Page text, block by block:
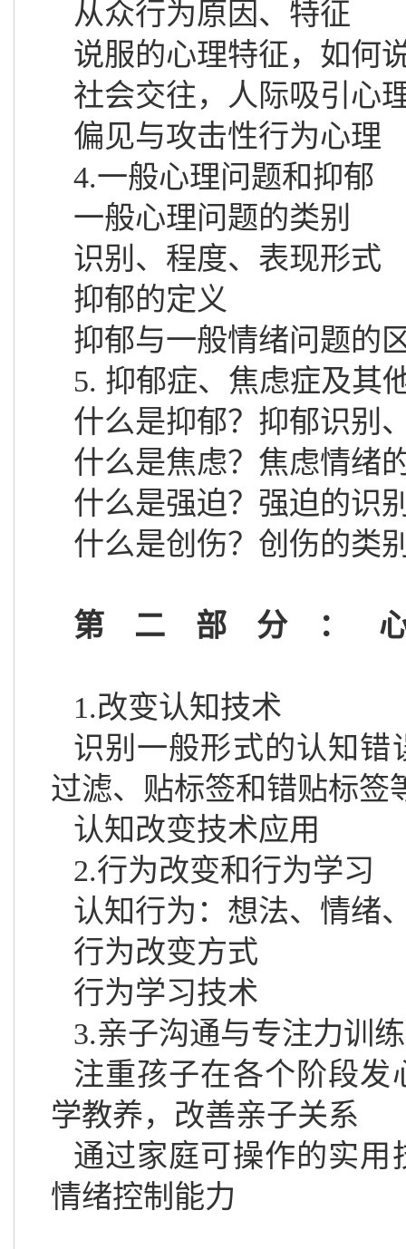
从众行为原因、特征
说服的心理特征，如何
社会交往，人际吸引心
偏见与攻击性行为心理
4.一般心理问题和抑郁
一般心理问题的类别
识别、程度、表现形式
抑郁的定义
抑郁与一般情绪问题的
5. 抑郁症、焦虑症及其
什么是抑郁？抑郁识别
什么是焦虑？焦虑情绪
什么是强迫？强迫的识
什么是创伤？创伤的类
第二部分：
1.改变认知技术
识别一般形式的认知
过滤、贴标签和错贴标签
认知改变技术应用
2.行为改变和行为学习
认知行为：想法、情绪
行为改变方式
行为学习技术
3.亲子沟通与专注力训练
注重孩子在各个阶段
学教养，改善亲子关系
通过家庭可操作的实
情绪控制能力